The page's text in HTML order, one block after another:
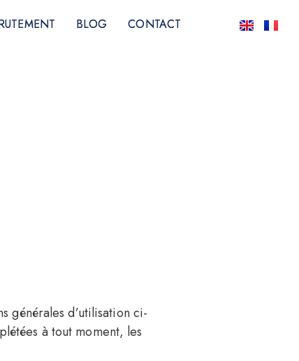
BLOG CONTACT
BLOG CONTACT
générales d’utilisation ci-
à tout moment, les